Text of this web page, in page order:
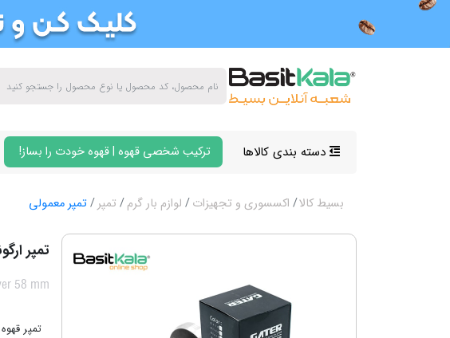
دسته بندی کالاها ترکیب شخصی قهوه | قهوه خودت را بساز!
بسیط کالا اکسسوری و تجهیزات لوازم بار گرم تمپر تمپر معمولی
تمپر ارگونومیک 58 میلی‌متری با
58 mm
تمپر